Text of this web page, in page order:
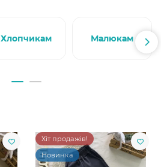
Хлопчикам Малюкам
Хіт продажів!
Новинка